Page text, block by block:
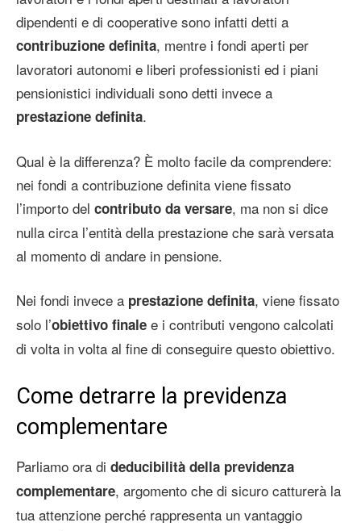
dipendenti e di cooperative sono infatti detti a
contribuzione definita, mentre i fondi aperti per
lavoratori autonomi e liberi professionisti ed i piani
pensionistici individuali sono detti invece a
prestazione definita.
Qual è la differenza? È molto facile da comprendere:
nei fondi a contribuzione definita viene fissato
l’importo del contributo da versare, ma non si dice
nulla circa l’entità della prestazione che sarà versata
al momento di andare in pensione.
Nei fondi invece a prestazione definita, viene fissato
solo l’obiettivo finale e i contributi vengono calcolati
di volta in volta al fine di conseguire questo obiettivo.
Come detrarre la previdenza
complementare
Parliamo ora di deducibilità della previdenza
complementare, argomento che di sicuro catturerà la
tua attenzione perché rappresenta un vantaggio